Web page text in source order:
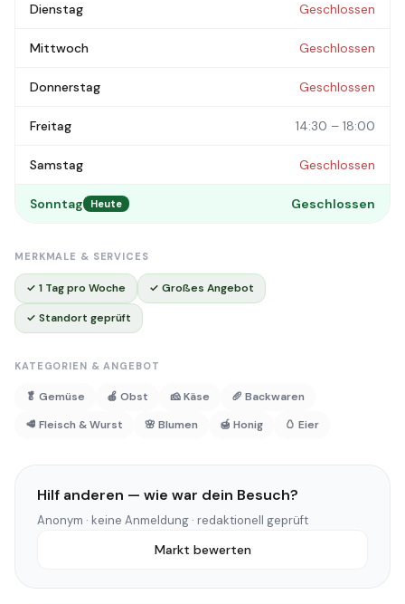
Dienstag Geschlossen
Mittwoch Geschlossen
Donnerstag Geschlossen
Freitag 14:30 – 18:00
Samstag Geschlossen
Sonntag Heute Geschlossen
MERKMALE & SERVICES
✓ 1 Tag pro Woche ✓ Großes Angebot
✓ Standort geprüft
KATEGORIEN & ANGEBOT
🥬 Gemüse 🍎 Obst 🧀 Käse
🥖 Backwaren
🥩 Fleisch & Wurst
🌸 Blumen 🍯 Honig 🥚 Eier
Hilf anderen — wie war dein Besuch?
Anonym · keine Anmeldung · redaktionell geprüft
Markt bewerten